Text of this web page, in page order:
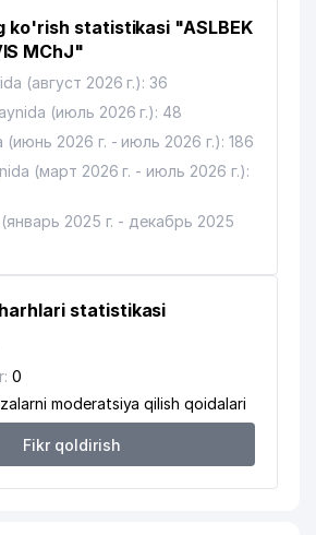
ko'rish statistikasi "ASLBEK
MChJ"
(август 2026 г.): 36
(июль 2026 г.): 48
(июнь 2026 г. - июль 2026 г.): 186
(март 2026 г. - июль 2026 г.):
2025 г. - декабрь 2025
statistikasi
0
moderatsiya qilish qoidalari
Fikr qoldirish